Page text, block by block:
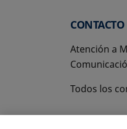
CONTACTO
Atención a
Todos los